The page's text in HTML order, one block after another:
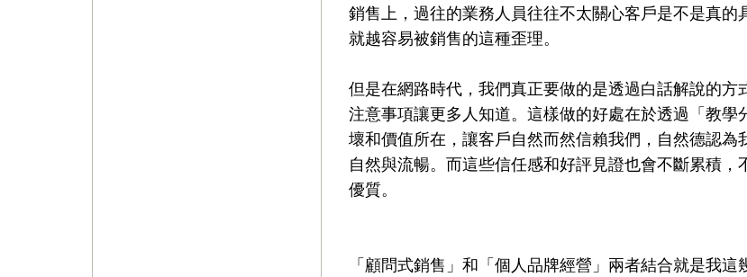
銷售上，過往的業務人員往往不太關心客戶是不是真
就越容易被銷售的這種歪理。
但是在網路時代，我們真正要做的是透過白話解說的
注意事項讓更多人知道。這樣做的好處在於透過「教
壞和價值所在，讓客戶自然而然信賴我們，自然德認
自然與流暢。而這些信任感和好評見證也會不斷累積
優質。
「顧問式銷售」和「個人品牌經營」兩者結合就是我